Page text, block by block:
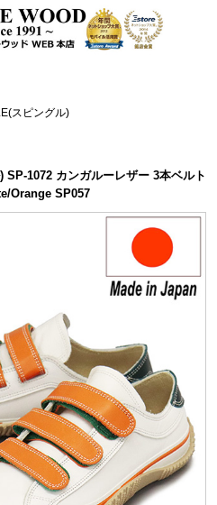
スピングル)
1072 カンガルーレザー 3本ベルト
Orange SP057